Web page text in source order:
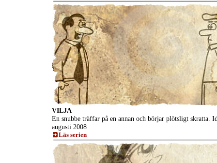
VILJA
En snubbe träffar på en annan och börjar plötsligt skratta.
augusti 2008
Läs serien